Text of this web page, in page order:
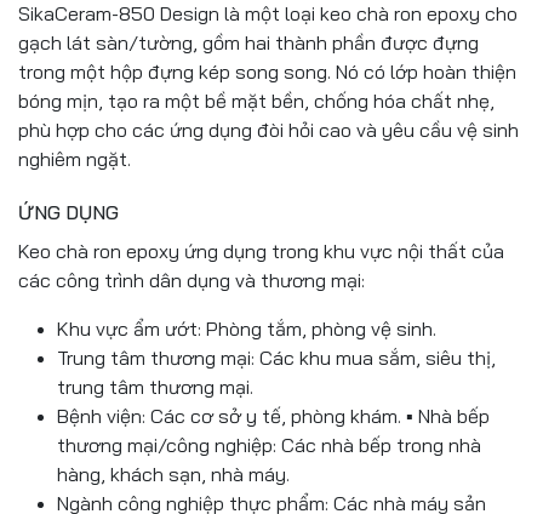
SikaCeram-850 Design là một loại keo chà ron epoxy cho
gạch lát sàn/tường, gồm hai thành phần được đựng
trong một hộp đựng kép song song. Nó có lớp hoàn thiện
bóng mịn, tạo ra một bề mặt bền, chống hóa chất nhẹ,
phù hợp cho các ứng dụng đòi hỏi cao và yêu cầu vệ sinh
nghiêm ngặt.
ỨNG DỤNG
Keo chà ron epoxy ứng dụng trong khu vực nội thất của
các công trình dân dụng và thương mại:
Khu vực ẩm ướt: Phòng tắm, phòng vệ sinh.
Trung tâm thương mại: Các khu mua sắm, siêu thị,
trung tâm thương mại.
Bệnh viện: Các cơ sở y tế, phòng khám. ▪ Nhà bếp
thương mại/công nghiệp: Các nhà bếp trong nhà
hàng, khách sạn, nhà máy.
Ngành công nghiệp thực phẩm: Các nhà máy sản